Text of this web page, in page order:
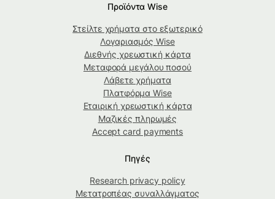
Προϊόντα Wise
Στείλτε χρήματα στο εξωτερικό
Λογαριασμός Wise
Διεθνής χρεωστική κάρτα
Μεταφορά μεγάλου ποσού
Λάβετε χρήματα
Πλατφόρμα Wise
Εταιρική χρεωστική κάρτα
Μαζικές πληρωμές
Accept card payments
Πηγές
Research privacy policy
Μετατροπέας συναλλάγματος